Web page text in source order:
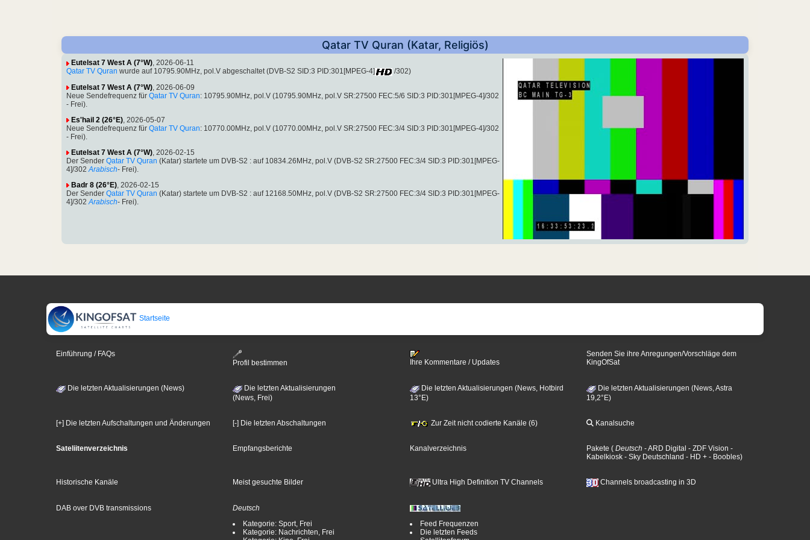
Qatar TV Quran (Katar, Religiös)
Eutelsat 7 West A (7°W), 2026-06-11
Qatar TV Quran wurde auf 10795.90MHz, pol.V abgeschaltet (DVB-S2 SID:3 PID:301[MPEG-4]
/302)
Eutelsat 7 West A (7°W) , 2026-06-09
Neue Sendefrequenz für Qatar TV Quran: 10795.90MHz, pol.V (10795.90MHz, pol.V SR:27500 FEC:5/6 SID:3 PID:301[MPEG-4]/302
- Frei).
Es'hail 2 (26°E) , 2026-05-07
Neue Sendefrequenz für Qatar TV Quran: 10770.00MHz, pol.V (10770.00MHz, pol.V SR:27500 FEC:3/4 SID:3 PID:301[MPEG-4]/302
- Frei).
Eutelsat 7 West A (7°W) , 2026-02-15
Der Sender Qatar TV Quran (Katar) startete um DVB-S2 : auf 10834.26MHz, pol.V (DVB-S2 SR:27500 FEC:3/4 SID:3 PID:301[MPEG-
4]/302 Arabisch- Frei).
Badr 8 (26°E) , 2026-02-15
Der Sender Qatar TV Quran (Katar) startete um DVB-S2 : auf 12168.50MHz, pol.V (DVB-S2 SR:27500 FEC:3/4 SID:3 PID:301[MPEG-
4]/302 Arabisch- Frei).
Startseite
Einführung / FAQs
Profil bestimmen
Ihre Kommentare / Updates
Senden Sie ihre Anregungen/Vorschläge dem
KingOfSat
Die letzten Aktualisierungen (News)
Die letzten Aktualisierungen
(News, Frei)
Die letzten Aktualisierungen (News, Hotbird
13°E)
Die letzten Aktualisierungen (News, Astra
19,2°E)
[+] Die letzten Aufschaltungen und Änderungen [-] Die letzten Abschaltungen Zur Zeit nicht codierte Kanäle (6) Kanalsuche
Sateliitenverzeichnis Empfangsberichte Kanalverzeichnis Pakete ( Deutsch - ARD Digital - ZDF Vision -
Kabelkiosk - Sky Deutschland - HD + - Boobles)
Historische Kanäle Meist gesuchte Bilder Ultra High Definition TV Channels Channels broadcasting in 3D
DAB over DVB transmissions
Deutsch
Kategorie: Sport, Frei
Kategorie: Nachrichten, Frei
Feed Frequenzen
Die letzten Feeds